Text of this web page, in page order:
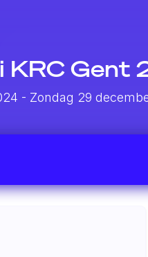
KRC Gent
- Zondag 29